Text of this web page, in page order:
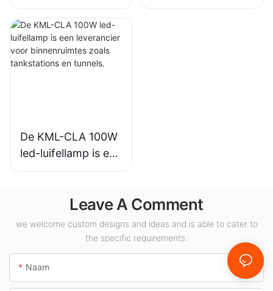
hoogbouwlampen
voor industriële
installaties,
magazijnen en
LED-
De KML-CLA 100W
led-luifellamp is een
leverancier voor
zoals tankstations
en tunnels.
Leave A Comment
we welcome custom designs and ideas and is able to cater to
the specific requirements.
Naam